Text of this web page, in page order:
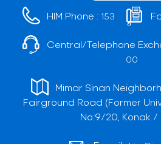
HIM Phone : 153
Central/Telephone
00
Mimar Sinan
Fairground Road (Former
No:9/20, Konak /